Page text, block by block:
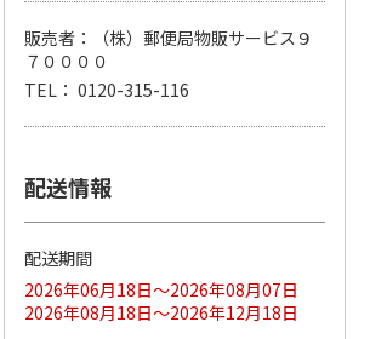
ドジャース 大谷翔
平 日本人最多53試
合連続出塁記念 シ
ル…
谷翔平 2026 NL 3・
4月投手…
販売者：（株）郵便局物販サービス９
７００００
TEL： 0120-315-116
配送情報
配送期間
2026年06月18日～2026年08月07日
2026年08月18日～2026年12月18日